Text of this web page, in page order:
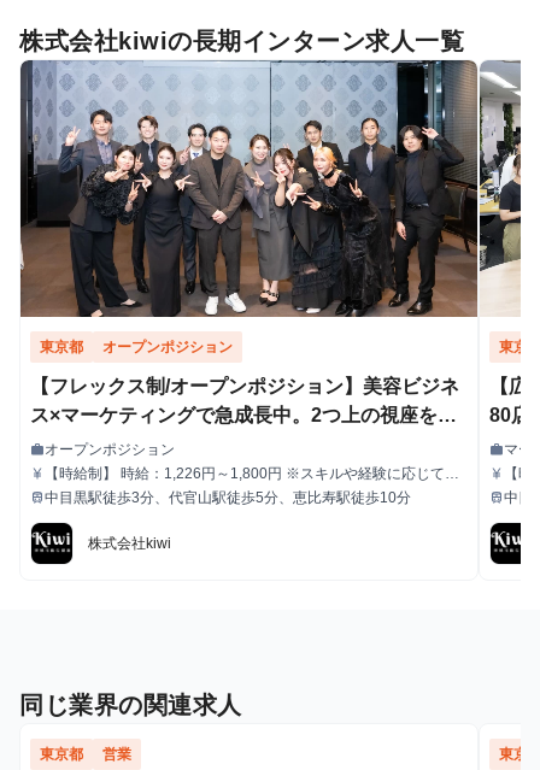
株式会社kiwiの長期インターン求人一覧
東京都 オープンポジション
【フレックス制/オープンポジション】美容ビジネ
ス×マーケティングで急成長中。2つ上の視座を追
求し続けよう。
職種
workオープンポジション
給与
currency_yen
【時給制】 時給：1,226円～1,800円 ※スキルや経験に応じて昇
給します。 ※部署によってはインセンティブ制度あり 【月給
月給: 230,000円〜 ※毎月行う評価面談により毎月昇給の可能性
あり ※年間の昇給平均額80,000円 <モデル月収> 260,000円 /入
最寄駅
train中目黒駅徒歩3分、代官山駅徒歩5分、恵比寿駅徒歩10分
株式会社kiwi
東京
【
80店
日勤
職種
workマー
給与
currency_yen
【
給します。 【月給制】 尚
り毎
収>
最寄駅
train中目
同じ業界の関連求人
東京都 営業 東京